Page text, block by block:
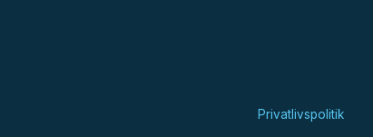
Privatlivspolitik